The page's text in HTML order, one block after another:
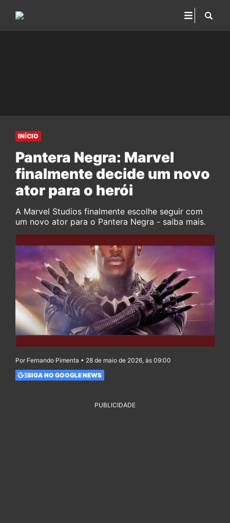
INÍCIO
Pantera Negra: Marvel
finalmente decide um novo
ator para o herói
A Marvel Studios finalmente escolhe seguir com
um novo ator para o Pantera Negra - saiba mais.
Por Fernando Pimenta • 28 de maio de 2026, às 09:00
SIGA NO GOOGLE NEWS
PUBLICIDADE